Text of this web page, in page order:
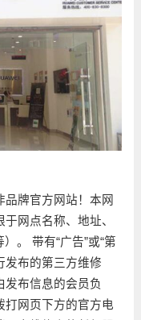
牌官方网站！本网
网点名称、地址、
。 带有“广告”或“第
发布的第三方维修
发布信息的会员负
打网页下方的官方电